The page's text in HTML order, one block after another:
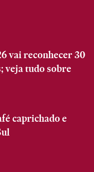
vai reconhecer 30
veja tudo sobre
caprichado e